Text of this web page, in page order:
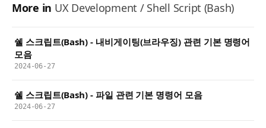
More in UX Development / Shell Script (Bash)
쉘 스크립트(Bash) - 내비게이팅(브라우징) 관련 기본 명령어
모음
2024-06-27
쉘 스크립트(Bash) - 파일 관련 기본 명령어 모음
2024-06-27